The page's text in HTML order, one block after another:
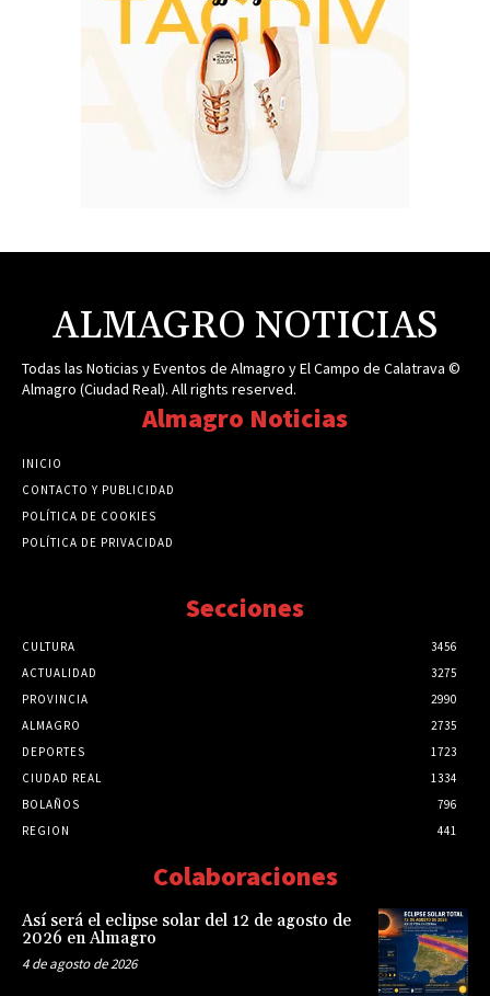
ALMAGRO NOTICIAS
Todas las Noticias y Eventos de Almagro y El Campo de Calatrava ©
Almagro (Ciudad Real). All rights reserved.
Almagro Noticias
INICIO
CONTACTO Y PUBLICIDAD
POLÍTICA DE COOKIES
POLÍTICA DE PRIVACIDAD
Secciones
CULTURA
3456
ACTUALIDAD
3275
PROVINCIA
2990
ALMAGRO
2735
DEPORTES
1723
CIUDAD REAL
1334
BOLAÑOS
796
REGION
441
Colaboraciones
Así será el eclipse solar del 12 de agosto de
2026 en Almagro
4 de agosto de 2026